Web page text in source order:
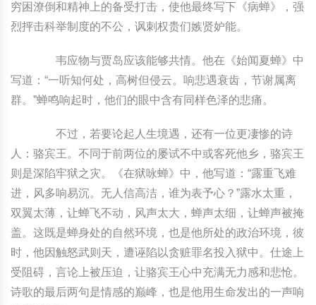
穷困潦倒和精神上的备受打击，使他最终写下《病蝉》，强
烈抨击科举制度的不公，讽刺权贵们嫉贤妒能。
韦应物与贾岛应该能够共情。他在《始闻夏蝉》中
写道：“一听知何处，高树但侵云。响悲遇衰齿，节谢属离
群。”蝉鸣响起时，他们的眼中含有同样色泽的悲痛。
不过，若要论起人生境遇，还有一位更凄惨的诗
人：骆宾王。不同于前两位的屡试不中或客死他乡，骆宾王
则是深陷牢狱之灾。《在狱咏蝉》中，他写道：“露重飞难
进，风多响易沉。无人信高洁，谁为表予心？”露水太重，
双翼太薄，让蝉飞不动，风声太大，蝉声太细，让蝉声被掩
盖。这既是蝉身处的自然环境，也是他所处的政治环境，彼
时，他因触怒武则天，遭诬陷以贪赃罪名投入狱中。仕途上
受阻碍，言论上被压迫，让骆宾王心中充满无力感和悲怆。
诗歌的最后两句是情感的巅峰，也是他用生命发出的一声响